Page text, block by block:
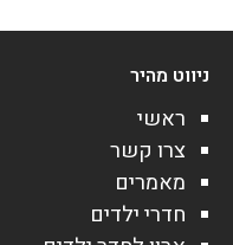
ניווט מהיר
ראשי
צרו קשר
מאמרים
חדרי ילדים